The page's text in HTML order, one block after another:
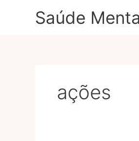
Saúde
ações